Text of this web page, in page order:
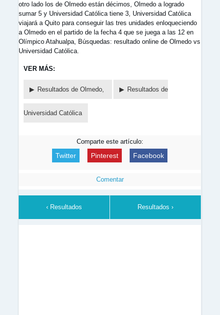
otro lado los de Olmedo están décimos, Olmedo a logrado
sumar 5 y Universidad Católica tiene 3, Universidad Católica
viajará a Quito para conseguir las tres unidades enloqueciendo
a Olmedo en el partido de la fecha 4 que se juega a las 12 en
Olímpico Atahualpa, Búsquedas: resultado online de Olmedo vs
Universidad Católica.
VER MÁS:
Resultados de Olmedo, Resultados de
Universidad Católica
Comparte este artículo:
Twitter Pinterest Facebook
Comentar
‹ Resultados Resultados ›